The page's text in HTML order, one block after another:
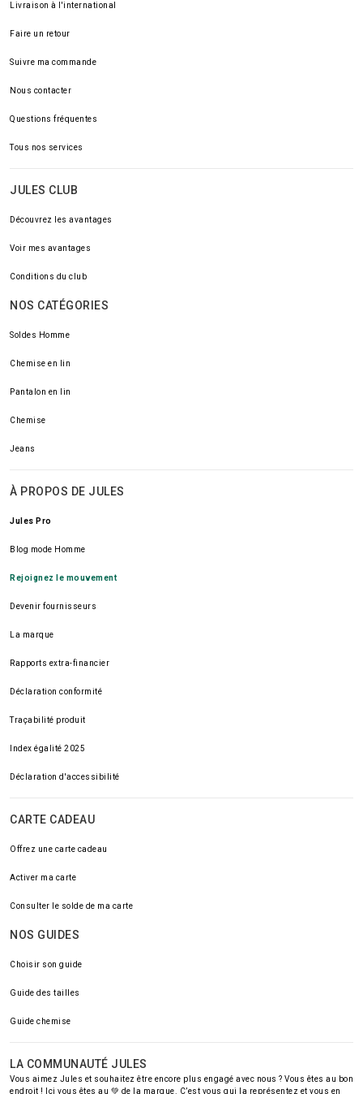
Livraison à l'international
Faire un retour
Suivre ma commande
Nous contacter
Questions fréquentes
Tous nos services
JULES CLUB
Découvrez les avantages
Voir mes avantages
Conditions du club
NOS CATÉGORIES
Soldes Homme
Chemise en lin
Pantalon en lin
Chemise
Jeans
À PROPOS DE JULES
Jules Pro
Blog mode Homme
Rejoignez le mouvement
Devenir fournisseurs
La marque
Rapports extra-financier
Déclaration conformité
Traçabilité produit
Index égalité 2025
Déclaration d'accessibilité
CARTE CADEAU
Offrez une carte cadeau
Activer ma carte
Consulter le solde de ma carte
NOS GUIDES
Choisir son guide
Guide des tailles
Guide chemise
LA COMMUNAUTÉ JULES
Vous aimez Jules et souhaitez être encore plus engagé avec nous ? Vous êtes au bon
endroit ! Ici vous êtes au 💚 de la marque. C’est vous qui la représentez et vous en